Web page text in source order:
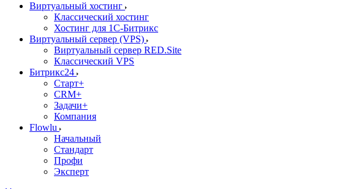
Виртуальный хостинг
Классический хостинг
Хостинг для 1С-Битрикс
Виртуальный сервер (VPS)
Виртуальный сервер RED.Site
Классический VPS
Битрикс24
Старт+
CRM+
Задачи+
Компания
Flowlu
Начальный
Стандарт
Профи
Эксперт